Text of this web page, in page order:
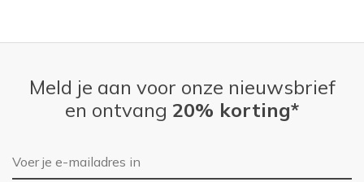
Meld je aan voor onze nieuwsbrief
en ontvang 20% korting*
E-mailadres